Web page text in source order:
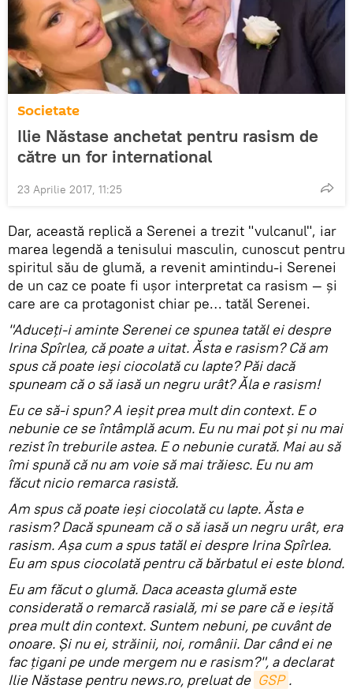
Societate
Ilie Năstase anchetat pentru rasism de
către un for international
23 Aprilie 2017, 11:25
Dar, această replică a Serenei a trezit "vulcanul", iar
marea legendă a tenisului masculin, cunoscut pentru
spiritul său de glumă, a revenit amintindu-i Serenei
de un caz ce poate fi ușor interpretat ca rasism — și
care are ca protagonist chiar pe… tatăl Serenei.
"Aduceţi-i aminte Serenei ce spunea tatăl ei despre
Irina Spîrlea, că poate a uitat. Ăsta e rasism? Că am
spus că poate ieşi ciocolată cu lapte? Păi dacă
spuneam că o să iasă un negru urât? Ăla e rasism!
Eu ce să-i spun? A ieșit prea mult din context. E o
nebunie ce se întâmplă acum. Eu nu mai pot și nu mai
rezist în treburile astea. E o nebunie curată. Mai au să
îmi spună că nu am voie să mai trăiesc. Eu nu am
făcut nicio remarca rasistă.
Am spus că poate ieși ciocolată cu lapte. Ăsta e
rasism? Dacă spuneam că o să iasă un negru urât, era
rasism. Așa cum a spus tatăl ei despre Irina Spîrlea.
Eu am spus ciocolată pentru că bărbatul ei este blond.
Eu am făcut o glumă. Daca aceasta glumă este
considerată o remarcă rasială, mi se pare că e ieșită
prea mult din context. Suntem nebuni, pe cuvânt de
onoare. Și nu ei, străinii, noi, românii. Dar când ei ne
fac țigani pe unde mergem nu e rasism?", a declarat
Ilie Năstase pentru news.ro, preluat de GSP .